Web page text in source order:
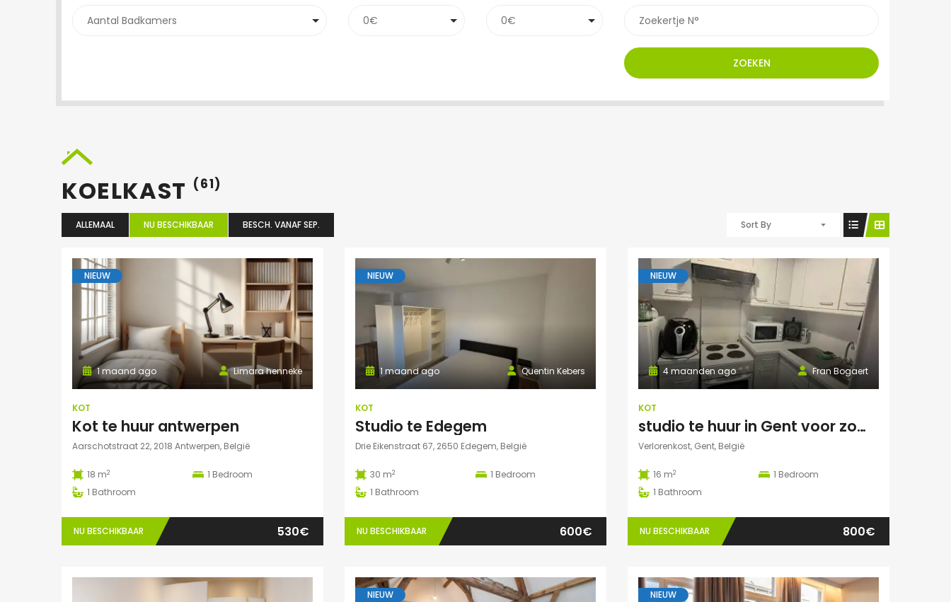
ZOEKEN
KOELKAST (61)
ALLEMAAL NU BESCHIKBAAR BESCH. VANAF SEP. Sort By
NIEUW
Limara henneke
1 maand ago
KOT
Kot te huur antwerpen
Aarschotstraat 22, 2018 Antwerpen, België
18 m2 1 Bedroom
1 Bathroom
NU BESCHIKBAAR 530€
NIEUW
Quentin Kebers
1 maand ago
KOT
Studio te Edegem
Drie Eikenstraat 67, 2650 Edegem, België
30 m2 1 Bedroom
1 Bathroom
NU BESCHIKBAAR 600€
NIEUW
Fran Bogaert
4 maanden ago
KOT
studio te huur in Gent voor zomermaanden
Verlorenkost, Gent, België
16 m2 1 Bedroom
1 Bathroom
NU BESCHIKBAAR 800€
NIEUW NIEUW